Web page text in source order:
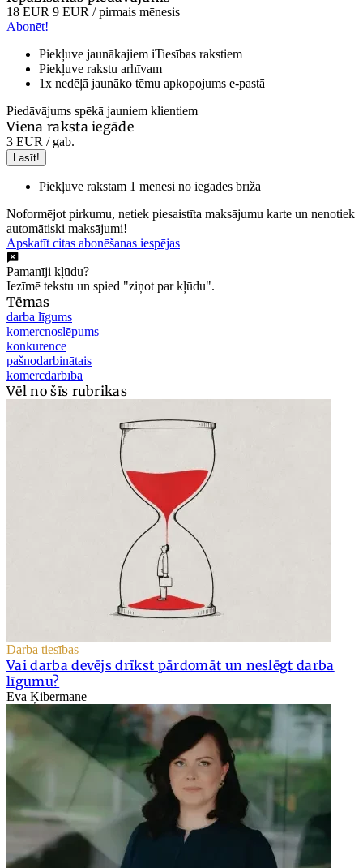
18 EUR 9 EUR / pirmais mēnesis
Abonēt!
Piekļuve jaunākajiem iTiesības rakstiem
Piekļuve rakstu arhīvam
1x nedēļā jaunāko tēmu apkopojums e-pastā
Piedāvājums spēkā jauniem klientiem
Viena raksta iegāde
3 EUR / gab.
Lasīt!
Piekļuve rakstam 1 mēnesi no iegādes brīža
Noformējot pirkumu, netiek piesaistīta maksājumu karte un nenotiek
automātiski maksājumi!
Apskatīt citas abonēšanas iespējas
Pamanīji kļūdu?
Iezīmē tekstu un spied "ziņot par kļūdu".
Tēmas
darba līgums
komercnoslēpums
konkurence
pašnodarbinātais
komercdarbība
Vēl no šīs rubrikas
Darba tiesības
Vai darba devējs drīkst pārdomāt un neslēgt darba
līgumu?
Eva Ķibermane